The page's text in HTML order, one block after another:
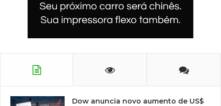
Dow anuncia novo aumento de US$